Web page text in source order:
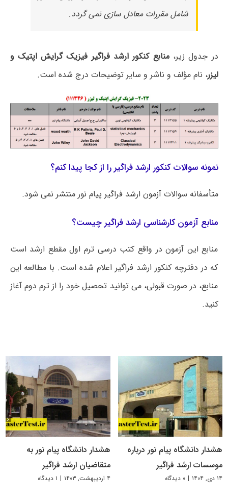
شامل مقررات معادل سازی نمی گردد.
در جدول زیر،منابع کنکور ارشد فراگیر فیزیک گرایش اپتیک و
لیزر، نام مؤلف و ناشر و سایر توضیحات درج شده است.
نمونه سوالات کنکور ارشد فراگیر را از کجا پیدا کنم؟
متأسفانه سوالات آزمون ارشد فراگیر پیام نور منتشر نمی شود.
منابع آزمون کارشناسی ارشد فراگیر چیست؟
منابع این آزمون در واقع کتب درسی ترم اول مقطع ارشد است
که در دفترچه کنکور ارشد فراگیر اعلام شده است. با مطالعه این
منابع، در صورت قبولی، می توانید تحصیل خود را از ترم دوم آغاز
کنید.
هشدار دانشگاه پیام نور درباره
موسسات ارشد فراگیر
۱۴ دی, ۱۴۰۴ | ۰ دیدگاه
هشدار دانشگاه پیام نور به
متقاضیان ارشد فراگیر
۴ اردیبهشت, ۱۴۰۳ | ۱ دیدگاه